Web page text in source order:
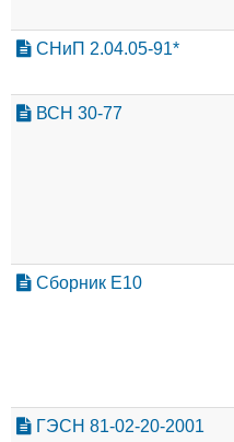
СНиП 2.04.05-91*
ВСН 30-77
Сборник Е10
ГЭСН 81-02-20-2001